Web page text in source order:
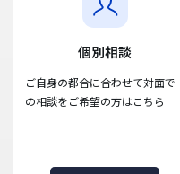
個別相談
ご自身の都合に合わせて対面で
の相談をご希望の方はこちら